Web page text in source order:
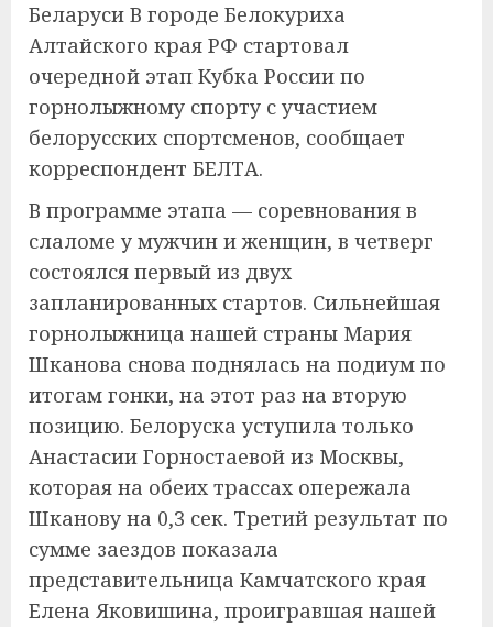
Беларуси В городе Белокуриха
Алтайского края РФ стартовал
очередной этап Кубка России по
горнолыжному спорту с участием
белорусских спортсменов, сообщает
корреспондент БЕЛТА.
В программе этапа — соревнования в
слаломе у мужчин и женщин, в четверг
состоялся первый из двух
запланированных стартов. Сильнейшая
горнолыжница нашей страны Мария
Шканова снова поднялась на подиум по
итогам гонки, на этот раз на вторую
позицию. Белоруска уступила только
Анастасии Горностаевой из Москвы,
которая на обеих трассах опережала
Шканову на 0,3 сек. Третий результат по
сумме заездов показала
представительница Камчатского края
Елена Яковишина, проигравшая нашей